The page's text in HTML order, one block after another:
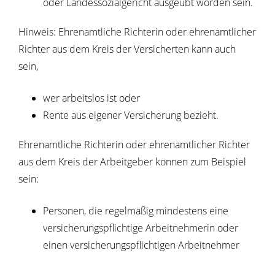
Hinweis: Ehrenamtliche Richterin oder ehrenamtlicher
Richter aus dem Kreis der Versicherten kann auch
sein,
wer arbeitslos ist oder
Rente aus eigener Versicherung bezieht.
Ehrenamtliche Richterin oder ehrenamtlicher Richter
aus dem Kreis der Arbeitgeber können zum Beispiel
sein:
Personen, die regelmäßig mindestens eine
versicherungspflichtige Arbeitnehmerin oder
einen versicherungspflichtigen Arbeitnehmer